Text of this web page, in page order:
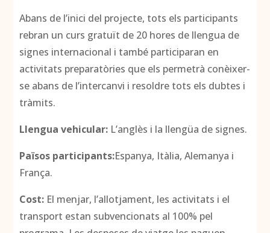
Abans de l’inici del projecte, tots els participants
rebran un curs gratuït de 20 hores de llengua de
signes internacional i també participaran en
activitats preparatòries que els permetrà conèixer-
se abans de l’intercanvi i resoldre tots els dubtes i
tràmits.
Llengua vehicular: L’anglès i la llengüa de signes.
Països participants:Espanya, Itàlia, Alemanya i
França.
Cost: El menjar, l’allotjament, les activitats i el
transport estan subvencionats al 100% pel